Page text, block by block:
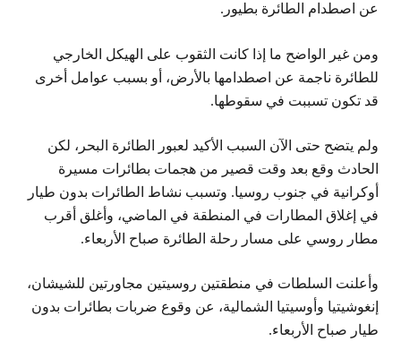
عن اصطدام الطائرة بطيور.
ومن غير الواضح ما إذا كانت الثقوب على الهيكل الخارجي
للطائرة ناجمة عن اصطدامها بالأرض، أو بسبب عوامل أخرى
قد تكون تسببت في سقوطها.
ولم يتضح حتى الآن السبب الأكيد لعبور الطائرة البحر، لكن
الحادث وقع بعد وقت قصير من هجمات بطائرات مسيرة
أوكرانية في جنوب روسيا. وتسبب نشاط الطائرات بدون طيار
في إغلاق المطارات في المنطقة في الماضي، وأغلق أقرب
مطار روسي على مسار رحلة الطائرة صباح الأربعاء.
وأعلنت السلطات في منطقتين روسيتين مجاورتين للشيشان،
إنغوشيتيا وأوسيتيا الشمالية، عن وقوع ضربات بطائرات بدون
طيار صباح الأربعاء.